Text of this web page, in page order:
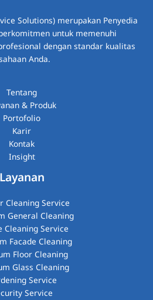
Solutions) merupakan Penyedia
berkomitmen untuk memenuhi
dengan standar kualitas
Anda.
Tentang
& Produk
Portofolio
Karir
Kontak
Insight
Layanan
Cleaning Service
General Cleaning
Cleaning Service
Facade Cleaning
Floor Cleaning
Glass Cleaning​
Service
Service